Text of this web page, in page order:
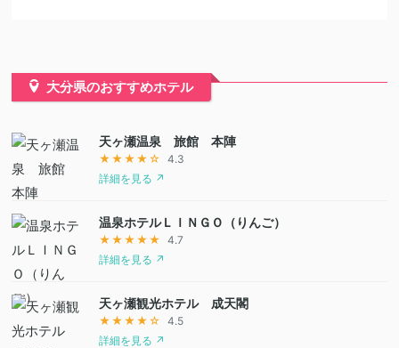
大分県のおすすめホテル
天ヶ瀬温泉 旅館 本陣
★★★★☆
4.3
詳細を見る ↗
温泉ホテルＬＩＮＧＯ（りんご）
★★★★★
4.7
詳細を見る ↗
天ヶ瀬観光ホテル 成天閣
★★★★☆
4.5
詳細を見る ↗